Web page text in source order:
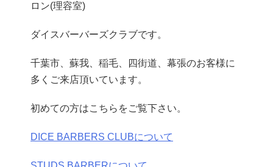
ロン(理容室)
ダイスバーバーズクラブです。
千葉市、蘇我、稲毛、四街道、幕張のお客様に
多くご来店頂いています。
初めての方はこちらをご覧下さい。
DICE BARBERS CLUBについて